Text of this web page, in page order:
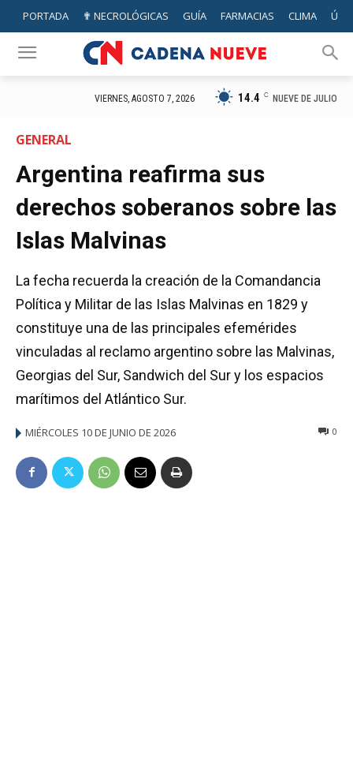
PORTADA ✟ NECROLÓGICAS GUÍA FARMACIAS CLIMA
VIERNES, AGOSTO 7, 2026 14.4 C NUEVE DE JULIO
GENERAL
Argentina reafirma sus
derechos soberanos sobre las
Islas Malvinas
La fecha recuerda la creación de la Comandancia
Política y Militar de las Islas Malvinas en 1829 y
constituye una de las principales efemérides
vinculadas al reclamo argentino sobre las Malvinas,
Georgias del Sur, Sandwich del Sur y los espacios
marítimos del Atlántico Sur.
MIÉRCOLES 10 DE JUNIO DE 2026 0